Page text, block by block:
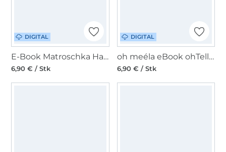
DIGITAL
E-Book Matroschka Handmade StripeUp Handtasche
6,90 € / Stk
DIGITAL
oh meéla eBook ohTelli, englisch
6,90 € / Stk